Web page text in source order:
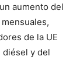
aumento del
de la UE
diésel y del